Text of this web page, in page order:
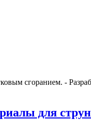
сгоранием. -
для